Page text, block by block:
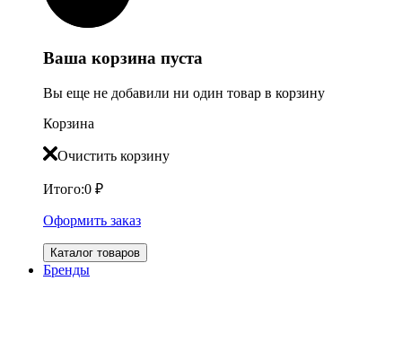
Ваша корзина пуста
Вы еще не добавили ни один товар в корзину
Корзина
Очистить корзину
Итого:0 ₽
Оформить заказ
Каталог товаров
Бренды